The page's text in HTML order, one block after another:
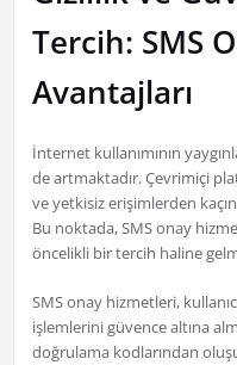
Tercih: SMS
Avantajları
İnternet kullanımının
de artmaktadır. Çevrimiçi
ve yetkisiz erişimlerden
Bu noktada, SMS onay
öncelikli bir tercih haline
SMS onay hizmetleri,
işlemlerini güvence altına
doğrulama kodlarından